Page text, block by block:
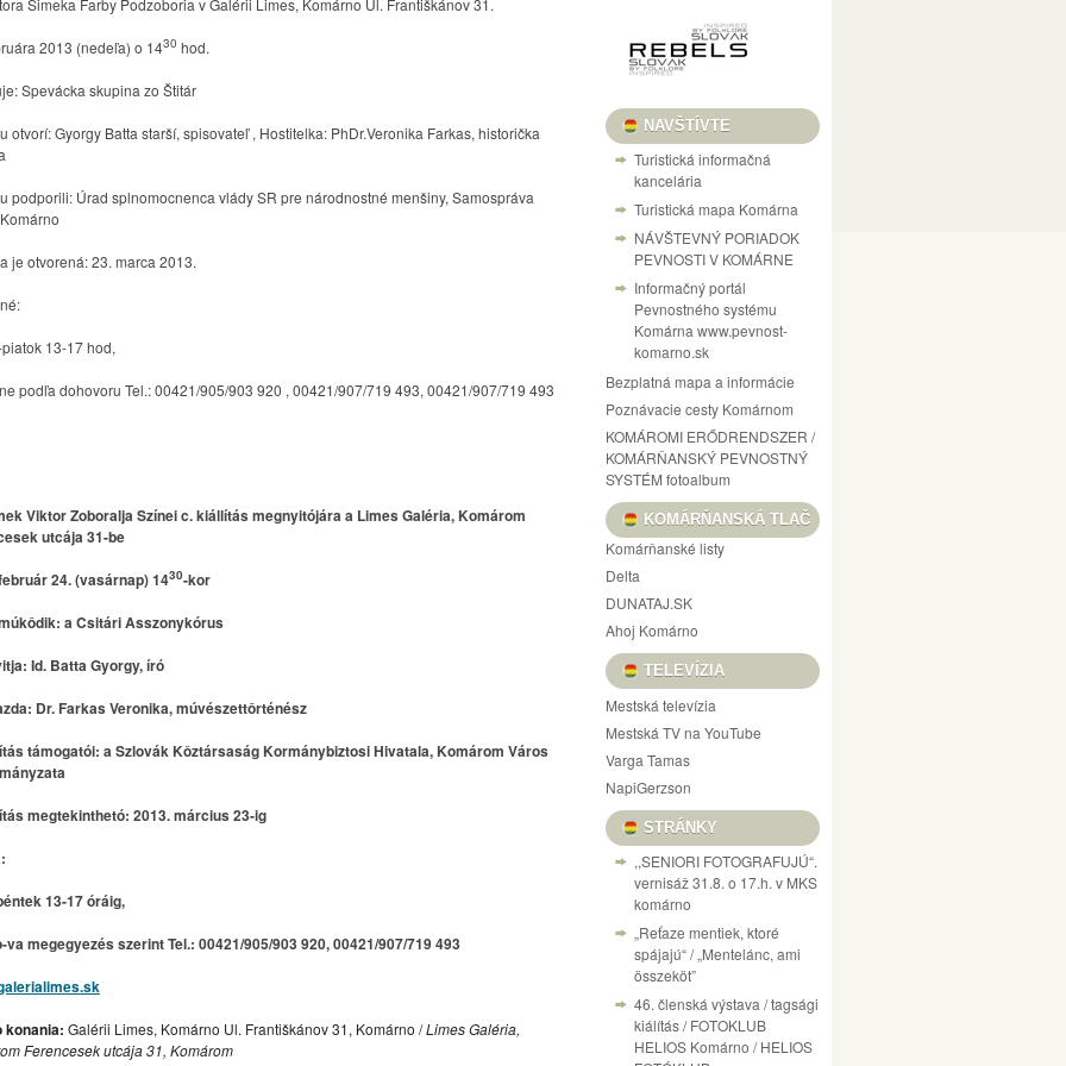
KOMÁROMI / KOMÁRŇANSKÝ JAZZPIKNIK
/ MOSOLYGÓ MÁKVIRÁGOK, ILLATOS TULIPÁNOK
AMI ÖSSZEKÖT”
/ FESTIVAL BOROSTYÁN
I. FELVIDÉKI NÉPZENÉSZTALÁLKOZÓ
PROGRAM
SYLVIA MAGÁN MŰVÉSZETI ALAPISKOLA
ÉS RÓZSÁK“
ERŐDTÚRÁK
V KOMÁRNE
ÓVODÁK, ALAP ÉS KOZÉPISKOLÁK HÍREI ÉS EREDMÉNYEI
– „A KOMÁROMI HAJÓGYÁRTÁS 125 ÉVE”
PROGRAMAJÁNLÓ – TÝŽDENNÝ / HETI
/ DRAMAŤÁK / DIVADLO KOMORA HOTEL & PENSION
VÝSTAVA
RENDEZVÉNYEK – ANDVETNÉ PODUJATIA
KOMÁRNA WWW.PEVNOST-KOMARNO.SK
A PREZMECZKY PÉTER
Šimeka Farby Podzoboria v Galérii Limes, Komárno Ul. Františkánov 31.
2013 (nedeľa) o 1430 hod.
Spevácka skupina zo Štitár
otvorí: Gyorgy Batta starší, spisovateľ , Hostitelka: PhDr.Veronika Farkas, historička
podporili: Úrad splnomocnenca vlády SR pre národnostné menšiny, Samospráva
je otvorená: 23. marca 2013.
13-17 hod,
podľa dohovoru Tel.: 00421/905/903 920 , 00421/907/719 493, 00421/907/719 493
Viktor Zoboralja Színei c. kiállítás megnyitójára a Limes Galéria, Komárom
utcája 31-be
24. (vasárnap) 1430-kor
a Csitári Asszonykórus
Id. Batta Gyorgy, író
Dr. Farkas Veronika, múvészettôrténész
támogatói: a Szlovák Kôztársaság Kormánybiztosi Hivatala, Komárom Város
megtekinthetó: 2013. március 23-ig
13-17 óráig,
va megegyezés szerint Tel.: 00421/905/903 920, 00421/907/719 493
konania: Galérii Limes, Komárno Ul. Františkánov 31, Komárno /Limes Galéria,
Ferencesek utcája 31, Komárom
NAVŠTÍVTE
Turistická informačná
kancelária
Turistická mapa Komárna
NÁVŠTEVNÝ PORIADOK
PEVNOSTI V KOMÁRNE
Informačný portál
Pevnostného systému
Komárna www.pevnost-
komarno.sk
Bezplatná mapa a informácie
Poznávacie cesty Komárnom
KOMÁROMI ERŐDRENDSZER /
KOMÁRŇANSKÝ PEVNOSTNÝ
SYSTÉM fotoalbum
KOMÁRŇANSKÁ TLAČ
Komárňanské listy
Delta
DUNATAJ.SK
Ahoj Komárno
TELEVÍZIA
Mestská televízia
Mestská TV na YouTube
Varga Tamas
NapiGerzson
STRÁNKY
,,SENIORI FOTOGRAFUJÚ“.
vernisáž 31.8. o 17.h. v MKS
komárno
„Reťaze mentiek, ktoré
spájajú“ / „Mentelánc, ami
összeköt”
46. členská výstava / tagsági
kiálítás / FOTOKLUB
HELIOS Komárno / HELIOS